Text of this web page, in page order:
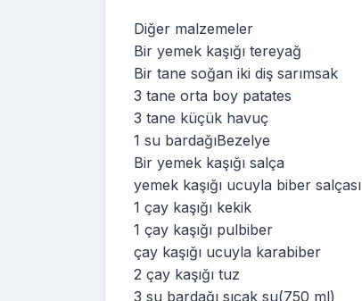
Diğer malzemeler
Bir yemek kaşığı tereyağ
Bir tane soğan iki diş sarımsak
3 tane orta boy patates
3 tane küçük havuç
1 su bardağıBezelye
Bir yemek kaşığı salça
yemek kaşığı ucuyla biber salçası
1 çay kaşığı kekik
1 çay kaşığı pulbiber
çay kaşığı ucuyla karabiber
2 çay kaşığı tuz
3 su bardağı sıcak su(750 ml)